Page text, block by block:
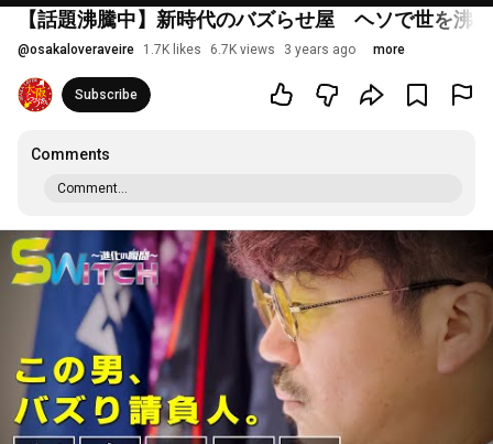
【話題沸騰中】新時代のバズらせ屋 ヘソで世を沸
@osakaloveraveire 1.7K likes 6.7K views 3 years ago more
Subscribe
Comments
Comment...